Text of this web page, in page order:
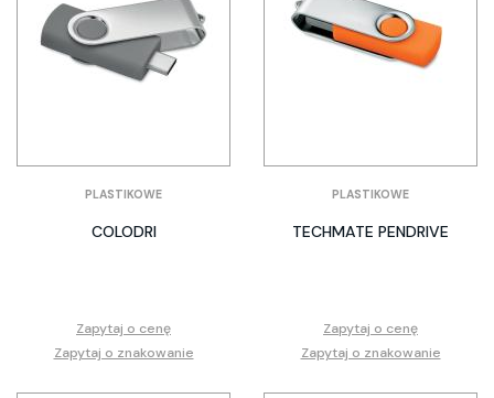
PLASTIKOWE
COLODRI
Zapytaj o cenę
Zapytaj o znakowanie
PLASTIKOWE
TECHMATE PENDRIVE
Zapytaj o cenę
Zapytaj o znakowanie